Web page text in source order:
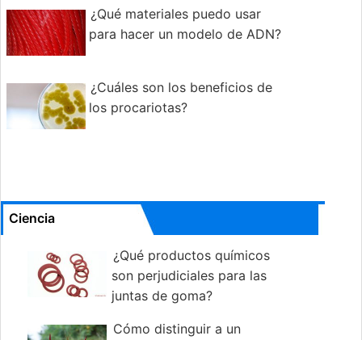
¿Qué materiales puedo usar
para hacer un modelo de ADN?
¿Cuáles son los beneficios de
los procariotas?
Ciencia
¿Qué productos químicos
son perjudiciales para las
juntas de goma?
Cómo distinguir a un